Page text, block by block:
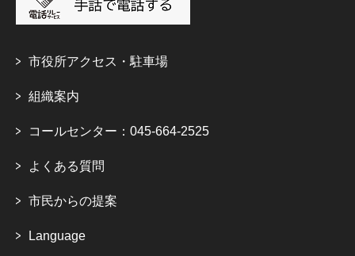
市役所アクセス・駐車場
組織案内
コールセンター：045-664-2525
よくある質問
市民からの提案
Language